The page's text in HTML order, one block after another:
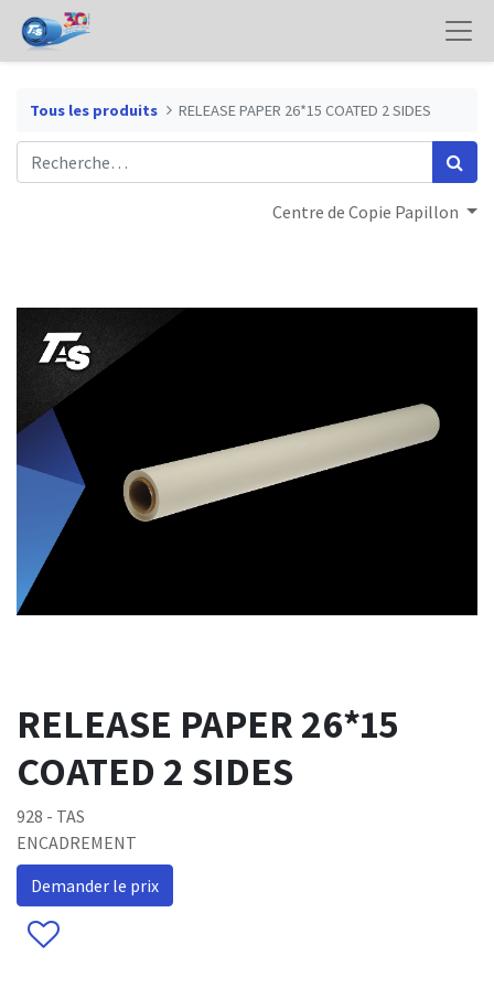
Tous les produits RELEASE PAPER 26*15 COATED 2 SIDES
Centre de Copie Papillon
RELEASE PAPER 26*15
COATED 2 SIDES
928 - TAS
ENCADREMENT
Demander le prix